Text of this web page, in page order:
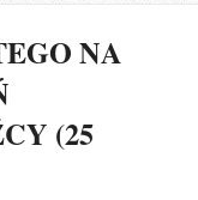
NA
(25